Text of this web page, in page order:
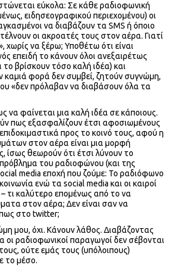
εύκολα: Σε κάθε ραδιοφωνική
ειδησεογραφικού περιεχομένου) οι
να διαβάζουν τα SMS ή όποιο
οι ακροατές τους στον αέρα. Γιατί
χωρίς να ξέρω; Υποθέτω ότι είναι
επειδή το κάνουν όλοι ανεξαιρέτως
το βρίσκουν τόσο καλή ιδέα) και
καμιά φορά δεν συμβεί, ζητούν συγνώμη,
«δεν πρόλαβαν να διαβάσουν όλα τα
να φαίνεται μια καλή ιδέα σε κάποιους.
πως εξασφαλίζουν έτσι αφοσιωμένους
προς το κοινό τους, αφού η
στον αέρα είναι μια μορφή
ίσως θεωρούν ότι έτσι λύνουν το
του ραδιοφώνου (και της
media εποχή που ζούμε: Το ραδιόφωνο
ενώ τα social media και οι καιροί
τι καλύτερο επομένως από το να
στον αέρα; Δεν είναι σαν να
στο twitter;
μου, όχι. Κάνουν λάθος. Διαβάζοντας
ραδιοφωνικοί παραγωγοί δεν σέβονται
ούτε εμάς τους (υπόλοιπους)
το μέσο.